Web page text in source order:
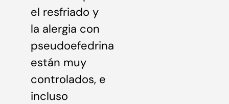
el resfriado y
la alergia con
pseudoefedrina
están muy
controlados, e
incluso